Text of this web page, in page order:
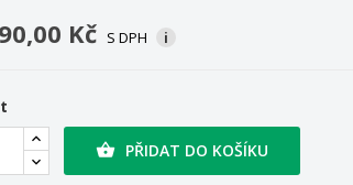
Kč S DPH i
 PŘIDAT DO KOŠÍKU